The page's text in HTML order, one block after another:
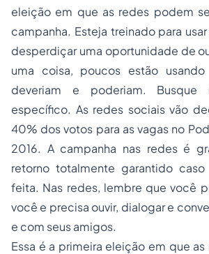
eleição em que as redes podem
campanha. Esteja treinado para
desperdiçar uma oportunidade de
uma coisa, poucos estão
deveriam e poderiam. Busque
específico. As redes sociais vão
40% dos votos para as vagas no
2016. A campanha nas redes é
retorno totalmente garantido
feita. Nas redes, lembre que você
você e precisa ouvir, dialogar e
e com seus amigos.
Essa é a primeira eleição em que